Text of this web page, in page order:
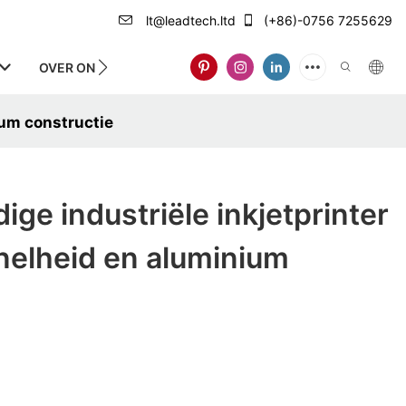
lt@leadtech.ltd (+86)-0756 7255629
OVER ONS
constructie
industriële inkjetprinter
en aluminium